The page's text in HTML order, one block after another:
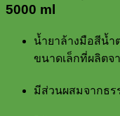
5000 ml
น้ำยาล้างมือสีน้ำ
ขนาดเล็กที่ผลิตจ
มีส่วนผสมจากธ